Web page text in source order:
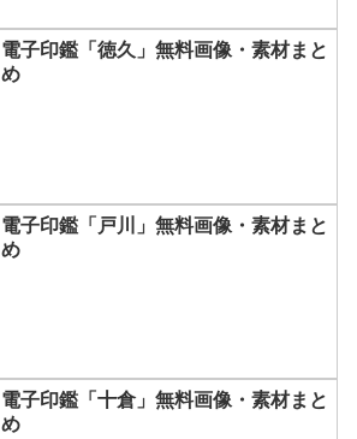
電子印鑑「徳久」無料画像・素材まと
め
電子印鑑「戸川」無料画像・素材まと
め
電子印鑑「十倉」無料画像・素材まと
め